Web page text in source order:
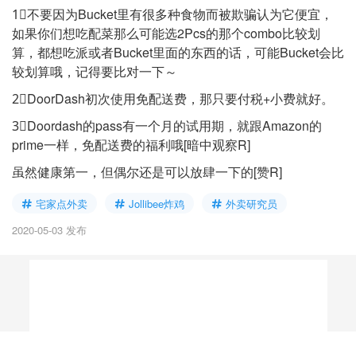
1⃣️不要因为Bucket里有很多种食物而被欺骗认为它便宜，
如果你们想吃配菜那么可能选2Pcs的那个combo比较划
算，都想吃派或者Bucket里面的东西的话，可能Bucket会比
较划算哦，记得要比对一下～
2⃣️DoorDash初次使用免配送费，那只要付税+小费就好。
3⃣️Doordash的pass有一个月的试用期，就跟Amazon的
prime一样，免配送费的福利哦[暗中观察R]
虽然健康第一，但偶尔还是可以放肆一下的[赞R]
宅家点外卖 Jollibee炸鸡
外卖研究员
2020-05-03 发布